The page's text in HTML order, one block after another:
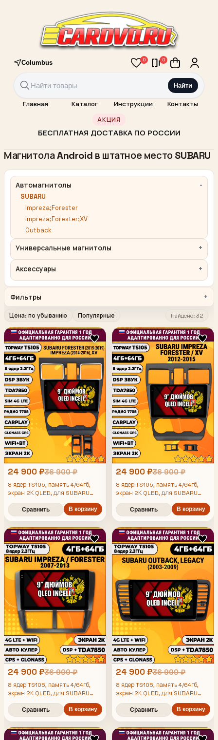
Columbus 0 0
Найти
Главная Каталог Инструкции Контакты
АКЦИЯ
БЕСПЛАТНАЯ ДОСТАВКА ПО РОССИИ
Магнитола Android в штатное место SUBARU
Автомагнитолы
SUBARU
Impreza;Forester
Impreza;Forester;XV
Outback
Универсальные магнитолы
Аксессуары
Фильтры
Цена: по убыванию Популярные Найдено: 32
24 900 ₽36 900 ₽
8 ядер TS105, память 4/64гб,
экран 2К QLED, для SUBARU
FORESTER (2015-2019) / XV,
Android магнитола
Сравнить В корзину
24 900 ₽36 900 ₽
8 ядер TS105, память 4/64гб,
экран 2К QLED, для SUBARU
FORESTER (2013-2015) / XV,
Android магнитола
Сравнить В корзину
24 900 ₽36 900 ₽
8 ядер TS105, память 4/64гб,
экран 2К QLED, для SUBARU
FORESTER (2008-2013), Android
магнитола
Сравнить В корзину
24 900 ₽36 900 ₽
8 ядер TS105, память 4/64гб,
экран 2К QLED, для SUBARU
Android магнитола
Сравнить В корзину